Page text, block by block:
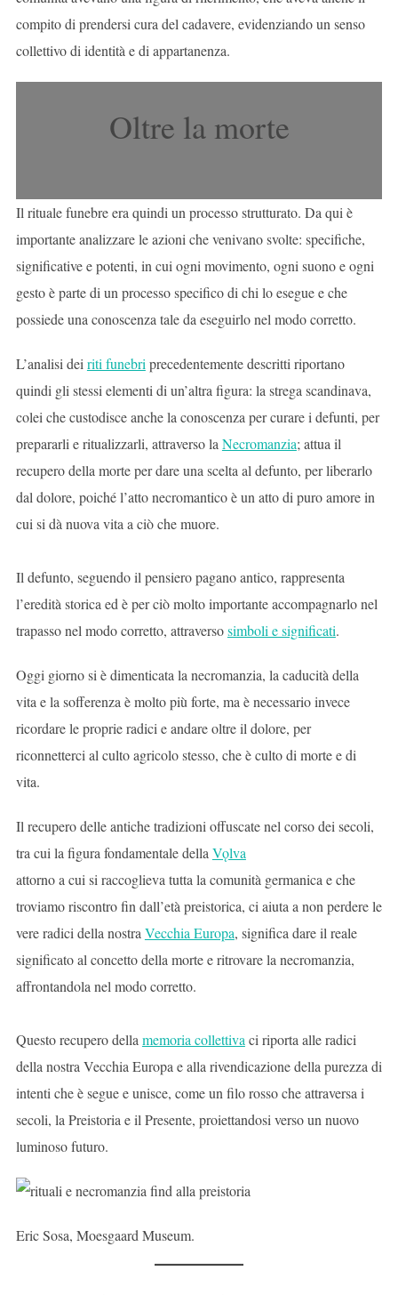
compito di prendersi cura del cadavere, evidenziando un senso
collettivo di identità e di appartanenza.
Oltre la morte
Il rituale funebre era quindi un processo strutturato. Da qui è
importante analizzare le azioni che venivano svolte: specifiche,
significative e potenti, in cui ogni movimento, ogni suono e ogni
gesto è parte di un processo specifico di chi lo esegue e che
possiede una conoscenza tale da eseguirlo nel modo corretto.
L’analisi dei riti funebri precedentemente descritti riportano
quindi gli stessi elementi di un’altra figura: la strega scandinava,
colei che custodisce anche la conoscenza per curare i defunti, per
prepararli e ritualizzarli, attraverso la Necromanzia; attua il
recupero della morte per dare una scelta al defunto, per liberarlo
dal dolore, poiché l’atto necromantico è un atto di puro amore in
cui si dà nuova vita a ciò che muore.
Il defunto, seguendo il pensiero pagano antico, rappresenta
l’eredità storica ed è per ciò molto importante accompagnarlo nel
trapasso nel modo corretto, attraversosimboli e significati.
Oggi giorno si è dimenticata la necromanzia, la caducità della
vita e la sofferenza è molto più forte, ma è necessario invece
ricordare le proprie radici e andare oltre il dolore, per
riconnetterci al culto agricolo stesso, che è culto di morte e di
vita.
Il recupero delle antiche tradizioni offuscate nel corso dei secoli,
tra cui la figura fondamentale della Vǫlva
attorno a cui si raccoglieva tutta la comunità germanica e che
troviamo riscontro fin dall’età preistorica, ci aiuta a non perdere le
vere radici della nostra Vecchia Europa, significa dare il reale
significato al concetto della morte e ritrovare la necromanzia,
affrontandola nel modo corretto.
Questo recupero della memoria collettiva ci riporta alle radici
della nostra Vecchia Europa e alla rivendicazione della purezza di
intenti che è segue e unisce, come un filo rosso che attraversa i
secoli, la Preistoria e il Presente, proiettandosi verso un nuovo
luminoso futuro.
Eric Sosa, Moesgaard Museum.